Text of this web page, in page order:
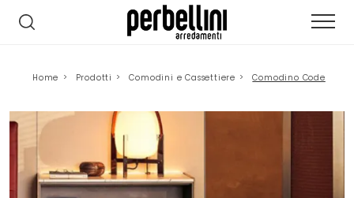
Home > Prodotti > Comodini e Cassettiere > Comodino Code